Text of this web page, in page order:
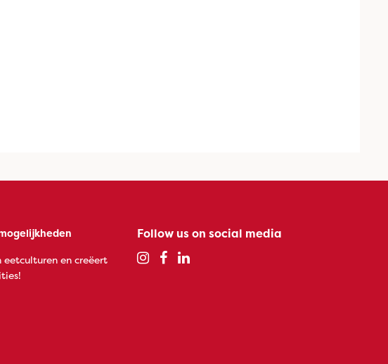
eetculturen en creëert
Follow us on social media